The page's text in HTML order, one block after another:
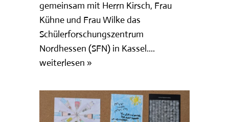
gemeinsam mit Herrn Kirsch, Frau
Kühne und Frau Wilke das
Schülerforschungszentrum
Nordhessen (SFN) in Kassel....
weiterlesen »